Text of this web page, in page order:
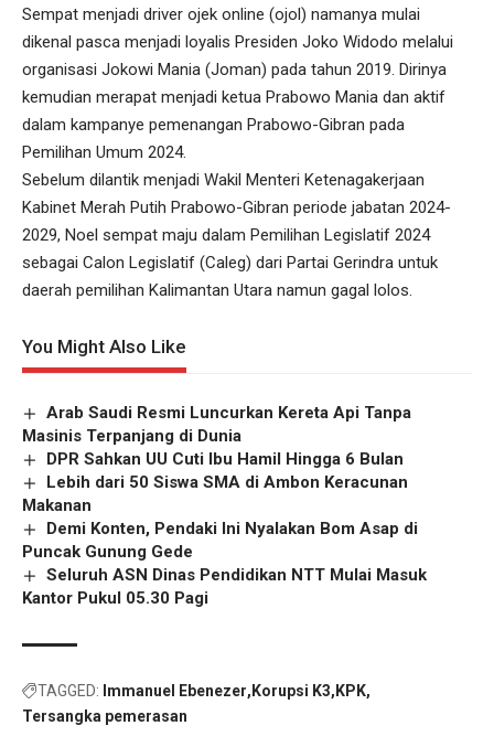
Sempat menjadi driver ojek online (ojol) namanya mulai
dikenal pasca menjadi loyalis Presiden Joko Widodo melalui
organisasi Jokowi Mania (Joman) pada tahun 2019. Dirinya
kemudian merapat menjadi ketua Prabowo Mania dan aktif
dalam kampanye pemenangan Prabowo-Gibran pada
Pemilihan Umum 2024.
Sebelum dilantik menjadi Wakil Menteri Ketenagakerjaan
Kabinet Merah Putih Prabowo-Gibran periode jabatan 2024-
2029, Noel sempat maju dalam Pemilihan Legislatif 2024
sebagai Calon Legislatif (Caleg) dari Partai Gerindra untuk
daerah pemilihan Kalimantan Utara namun gagal lolos.
You Might Also Like
Arab Saudi Resmi Luncurkan Kereta Api Tanpa
Masinis Terpanjang di Dunia
DPR Sahkan UU Cuti Ibu Hamil Hingga 6 Bulan
Lebih dari 50 Siswa SMA di Ambon Keracunan
Makanan
Demi Konten, Pendaki Ini Nyalakan Bom Asap di
Puncak Gunung Gede
Seluruh ASN Dinas Pendidikan NTT Mulai Masuk
Kantor Pukul 05.30 Pagi
TAGGED: Immanuel Ebenezer Korupsi K3 KPK
Tersangka pemerasan